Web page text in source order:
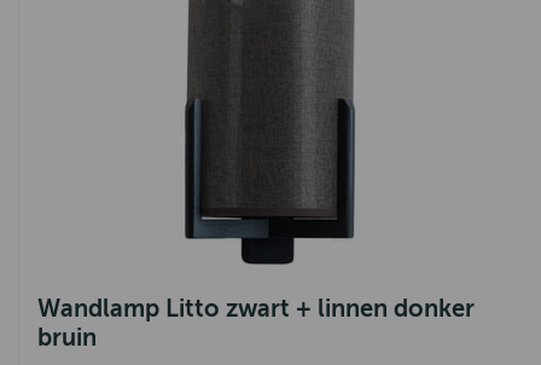
Wandlamp Litto zwart + linnen donker
bruin